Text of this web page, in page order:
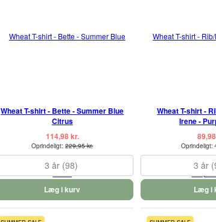
Wheat T-shirt - Bette - Summer Blue
Citrus
114,98 kr.
Oprindeligt:229,95 kr.
3 år (98)
Læg i kurv
Wheat T-shirt -
Irene -
Oprindeligt:
3 år
Læg i